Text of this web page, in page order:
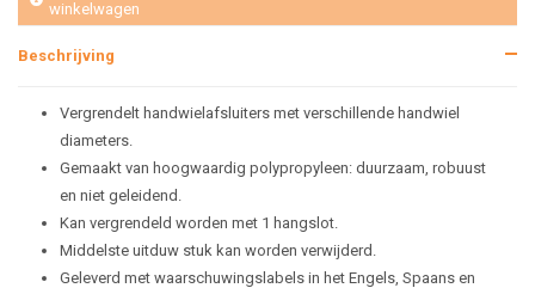
winkelwagen
Beschrijving
Vergrendelt handwielafsluiters met verschillende handwiel
diameters.
Gemaakt van hoogwaardig polypropyleen: duurzaam, robuust
en niet geleidend.
Kan vergrendeld worden met 1 hangslot.
Middelste uitduw stuk kan worden verwijderd.
Geleverd met waarschuwingslabels in het Engels, Spaans en